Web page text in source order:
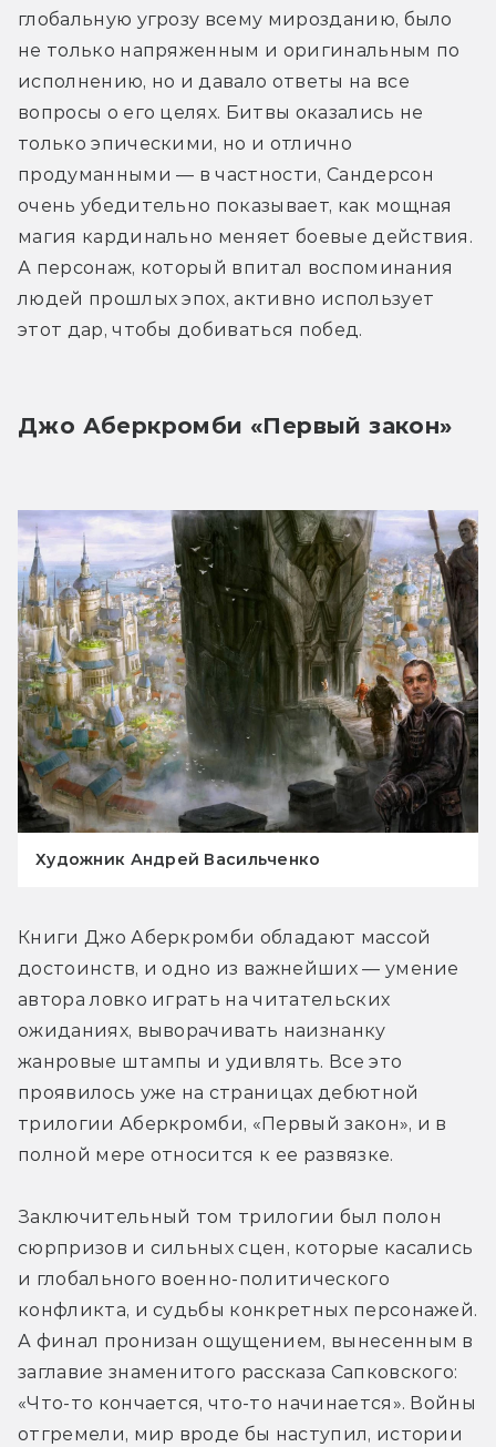
глобальную угрозу всему мирозданию, было
не только напряженным и оригинальным по
исполнению, но и давало ответы на все
вопросы о его целях. Битвы оказались не
только эпическими, но и отлично
продуманными — в частности, Сандерсон
очень убедительно показывает, как мощная
магия кардинально меняет боевые действия.
А персонаж, который впитал воспоминания
людей прошлых эпох, активно использует
этот дар, чтобы добиваться побед.
Джо Аберкромби «Первый закон»
Художник Андрей Васильченко
Книги Джо Аберкромби обладают массой
достоинств, и одно из важнейших — умение
автора ловко играть на читательских
ожиданиях, выворачивать наизнанку
жанровые штампы и удивлять. Все это
проявилось уже на страницах дебютной
трилогии Аберкромби, «Первый закон», и в
полной мере относится к ее развязке.
Заключительный том трилогии был полон
сюрпризов и сильных сцен, которые касались
и глобального военно-политического
конфликта, и судьбы конкретных персонажей.
А финал пронизан ощущением, вынесенным в
заглавие знаменитого рассказа Сапковского:
«Что-то кончается, что-то начинается». Войны
отгремели, мир вроде бы наступил, истории